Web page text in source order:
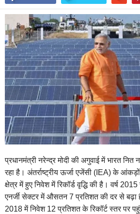
प्रधानमंत्री नरेन्द्र मोदी की अगुवाई में भारत नित
रहा है। अंतर्राष्ट्रीय ऊर्जा एजेंसी (IEA) के
क्षेत्र में हुए निवेश में रिकॉर्ड वृद्धि की है। वर्ष
एनर्जी सेक्टर में औसतन 7 प्रतिशत की दर से बढ़ा
2018 में निवेश 12 प्रतिशत के रिकॉर्ट स्तर पर